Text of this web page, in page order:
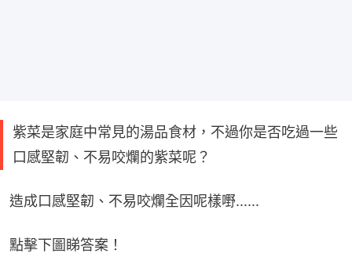
紫菜是家庭中常見的湯品食材，不過你是否吃過一些
口感堅韌、不易咬爛的紫菜呢？
造成口感堅韌、不易咬爛全因呢樣嘢......
點擊下圖睇答案！